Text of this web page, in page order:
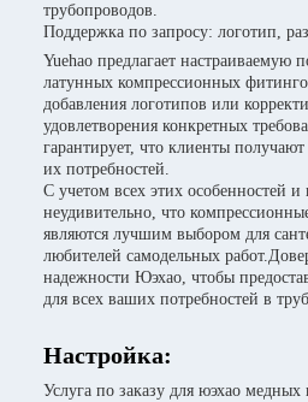
трубопроводов.
Поддержка по запросу: логотип,
Yuehao предлагает настраиваемую
латунных компрессионных
добавления логотипов или
удовлетворения конкретных
гарантирует, что клиенты
их потребностей.
С учетом всех этих особенностей
неудивительно, что
являются лучшим выбором для
любителей самодельных
надежности Юэхао, чтобы
для всех ваших потребностей в
Настройка:
Услуга по заказу для юэхао